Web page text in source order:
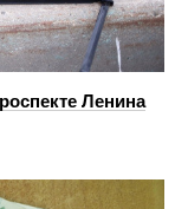
Ленина